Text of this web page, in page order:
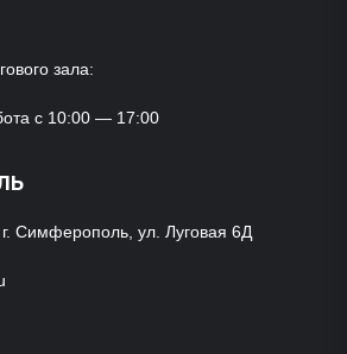
зала:
с 10:00 — 17:00
Симферополь, ул. Луговая 6Д